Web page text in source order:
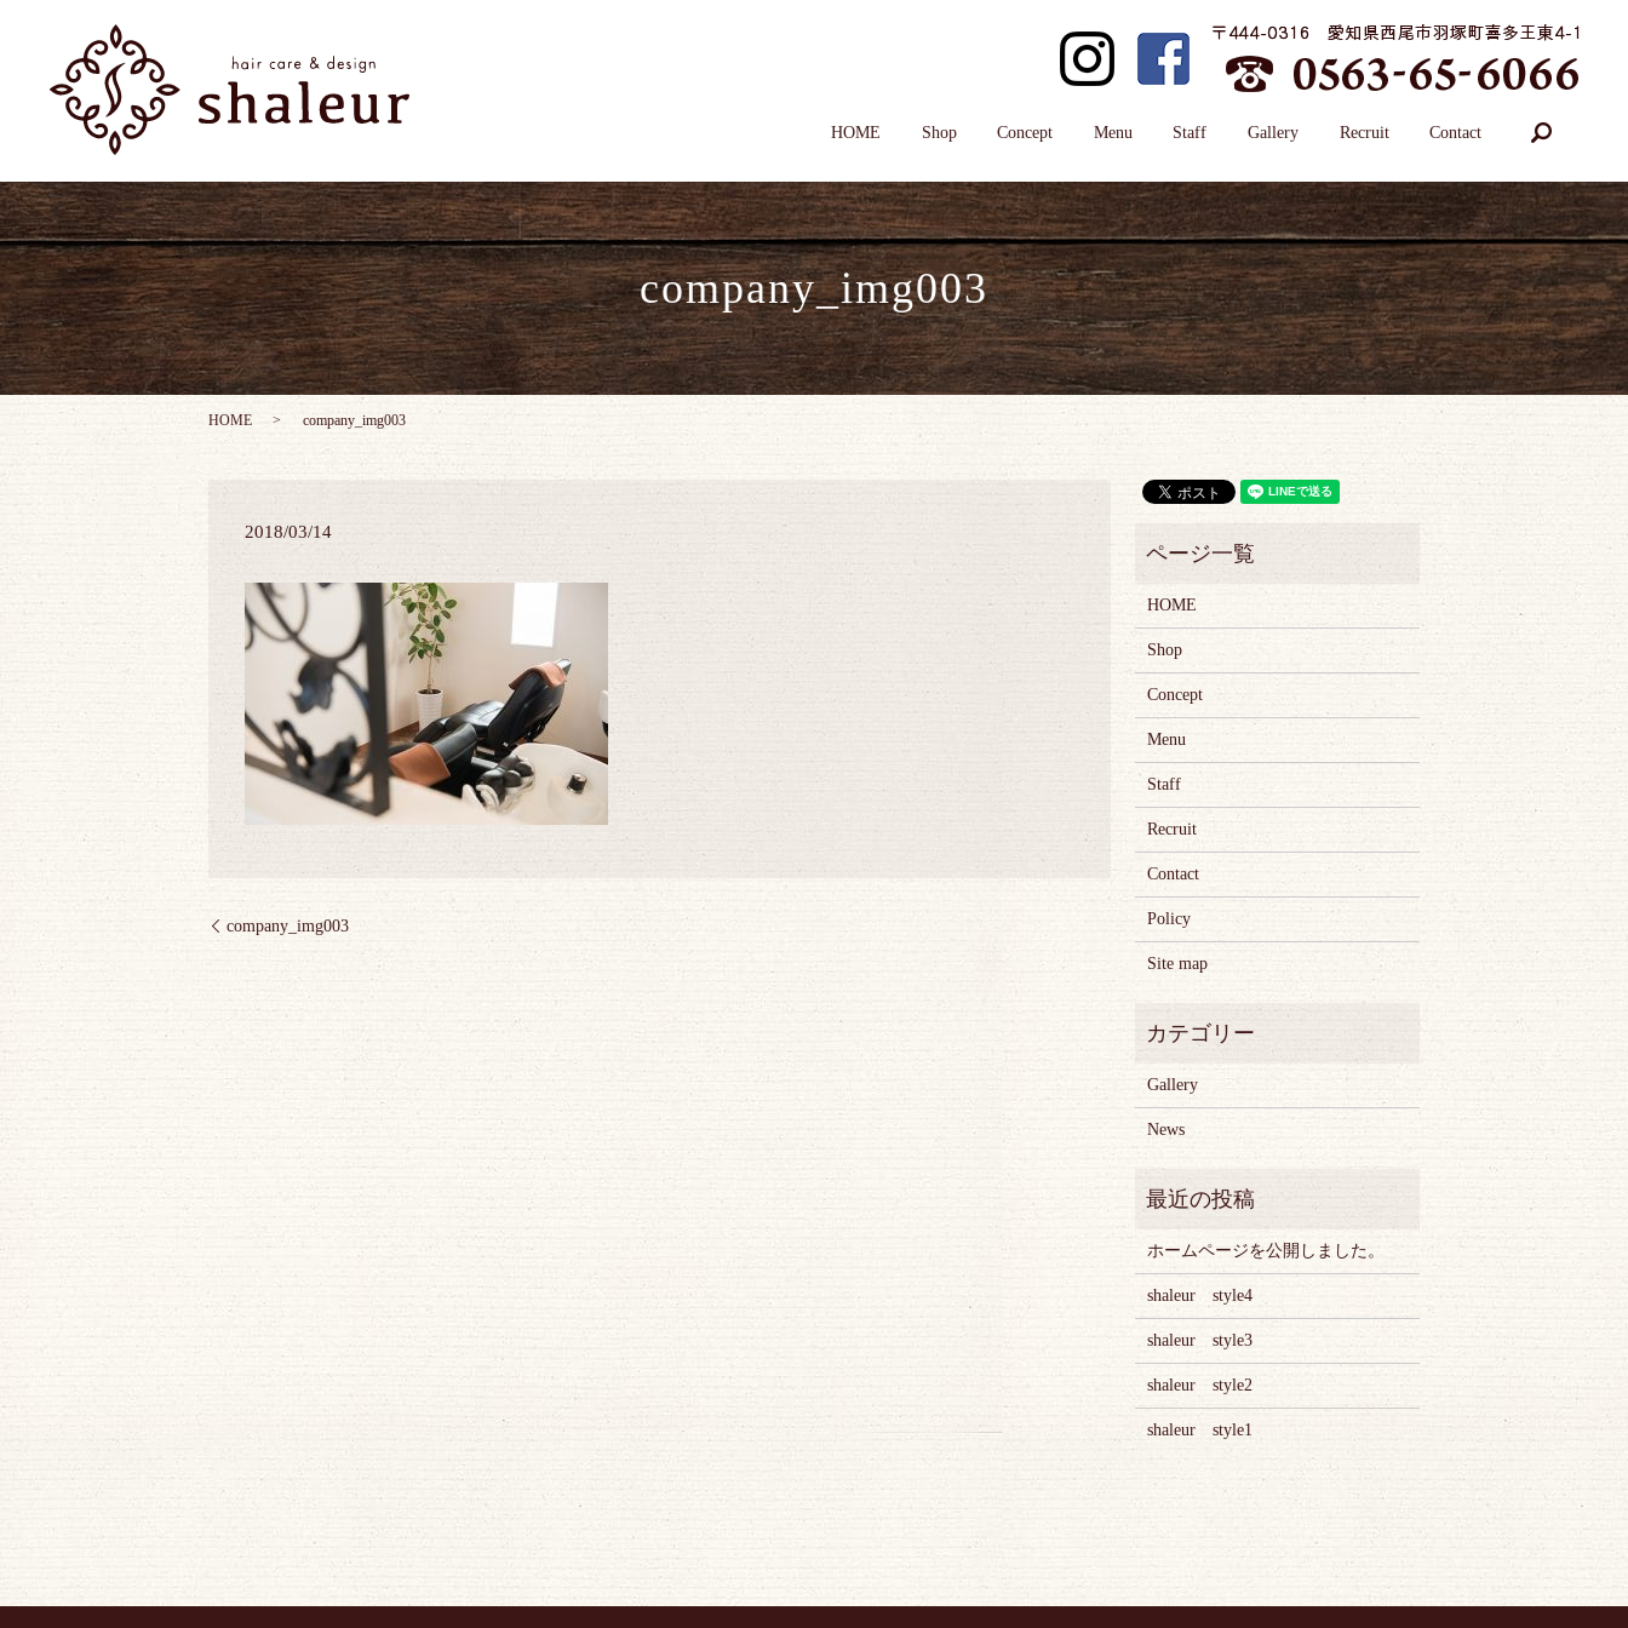
HOME Shop Concept Menu Staff Gallery Recruit Contact
company_img003
HOME company_img003
2018/03/14
company_img003
HOME
Shop
Concept
Menu
Staff
Recruit
Contact
Policy
Site map
Gallery
News
ホームページを公開しました。
shaleur style4
shaleur style3
shaleur style2
shaleur style1